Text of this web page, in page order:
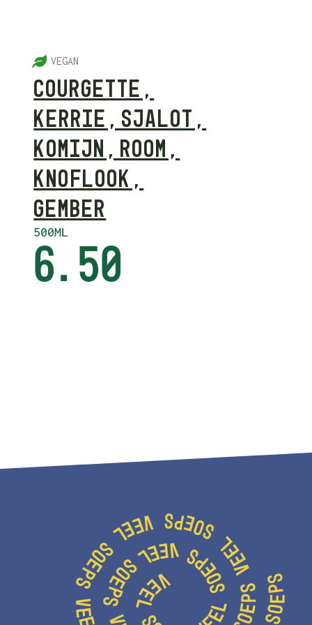
5VEGAN
COURGETTE,
KERRIE, SJALOT,
KOMIJN, ROOM,
KNOFLOOK,
GEMBER
500ML
6.50